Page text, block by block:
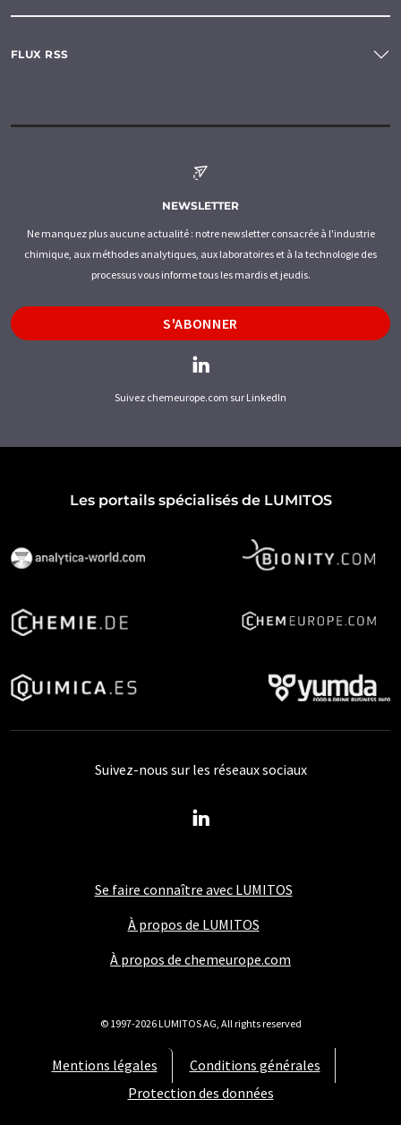
FLUX RSS
NEWSLETTER
Ne manquez plus aucune actualité : notre newsletter consacrée à l'industrie
chimique, aux méthodes analytiques, aux laboratoires et à la technologie des
processus vous informe tous les mardis et jeudis.
S'ABONNER
Suivez chemeurope.com sur LinkedIn
Les portails spécialisés de LUMITOS
Se faire connaître avec LUMITOS
À propos de LUMITOS
À propos de chemeurope.com
Mentions légales
Conditions générales
Protection des données
Suivez-nous sur les réseaux sociaux
© 1997-2026 LUMITOS AG, All rights reserved